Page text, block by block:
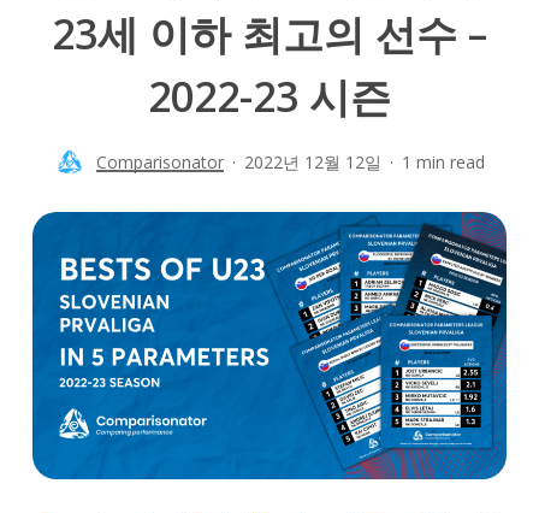
23세 이하 최고의 선수 –
2022-23 시즌
Comparisonator 2022년 12월 12일 1 min read